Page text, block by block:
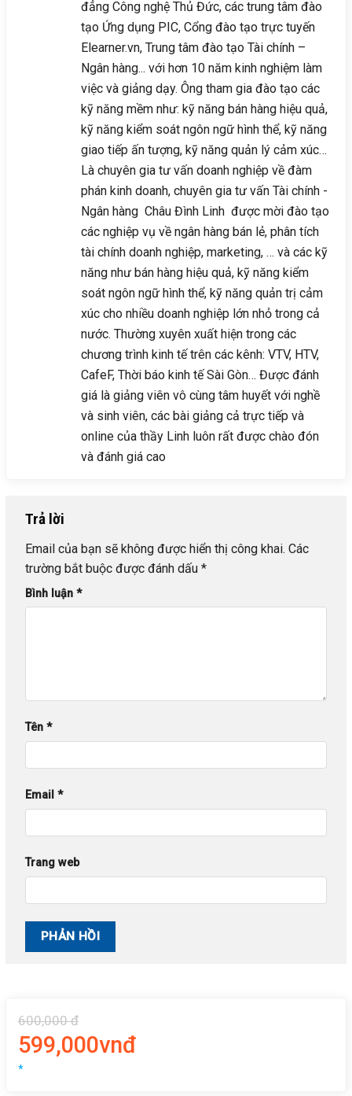
đẳng Công nghệ Thủ Đức, các trung tâm đào
tạo Ứng dụng PIC, Cổng đào tạo trực tuyến
Elearner.vn, Trung tâm đào tạo Tài chính –
Ngân hàng... với hơn 10 năm kinh nghiệm làm
việc và giảng dạy. Ông tham gia đào tạo các
kỹ năng mềm như: kỹ năng bán hàng hiệu quả,
kỹ năng kiểm soát ngôn ngữ hình thể, kỹ năng
giao tiếp ấn tượng, kỹ năng quản lý cảm xúc…
Là chuyên gia tư vấn doanh nghiệp về đàm
phán kinh doanh, chuyên gia tư vấn Tài chính -
Ngân hàng Châu Đình Linh được mời đào tạo
các nghiệp vụ về ngân hàng bán lẻ, phân tích
tài chính doanh nghiệp, marketing, … và các kỹ
năng như bán hàng hiệu quả, kỹ năng kiểm
soát ngôn ngữ hình thể, kỹ năng quản trị cảm
xúc cho nhiều doanh nghiệp lớn nhỏ trong cả
nước. Thường xuyên xuất hiện trong các
chương trình kinh tế trên các kênh: VTV, HTV,
CafeF, Thời báo kinh tế Sài Gòn… Được đánh
giá là giảng viên vô cùng tâm huyết với nghề
và sinh viên, các bài giảng cả trực tiếp và
online của thầy Linh luôn rất được chào đón
và đánh giá cao
Trả lời
Email của bạn sẽ không được hiển thị công khai. Các
trường bắt buộc được đánh dấu *
Bình luận *
Tên *
Email *
Trang web
600,000 đ
599,000vnđ
*